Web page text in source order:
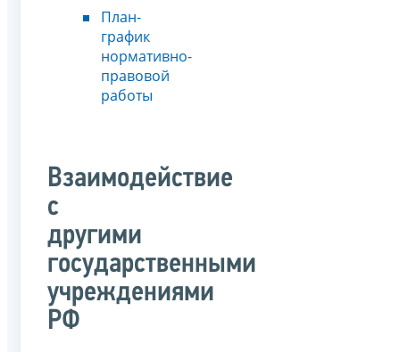
План-
график
нормативно-
правовой
работы
Взаимодействие
с
другими
государственными
учреждениями
РФ